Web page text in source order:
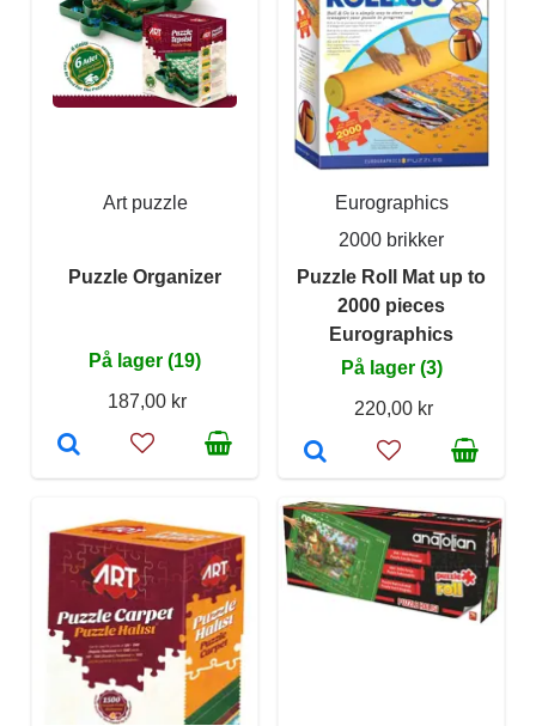
Art puzzle
Puzzle Organizer
På lager (19)
187,00 kr
Eurographics
2000 brikker
Puzzle Roll Mat up to
2000 pieces
Eurographics
På lager (3)
220,00 kr